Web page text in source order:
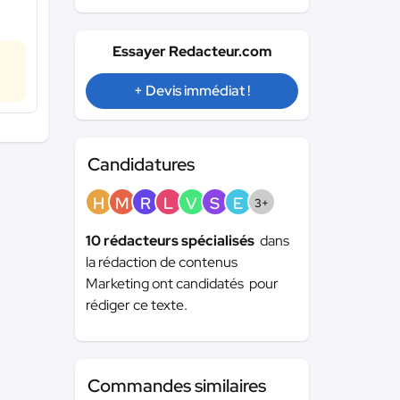
Essayer Redacteur.com
+ Devis immédiat !
Candidatures
H M R L V S E 3+
10 rédacteurs spécialisés dans
la rédaction de contenus
Marketing ont candidatés pour
rédiger ce texte.
Commandes similaires